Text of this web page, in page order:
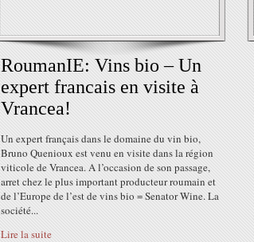
RoumanIE: Vins bio – Un
expert francais en visite à
Vrancea!
Un expert français dans le domaine du vin bio,
Bruno Quenioux est venu en visite dans la région
viticole de Vrancea. A l’occasion de son passage,
arret chez le plus important producteur roumain et
de l’Europe de l’est de vins bio = Senator Wine. La
société...
Lire la suite